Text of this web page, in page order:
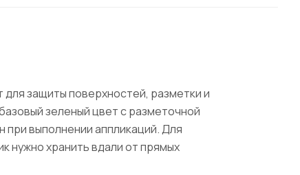
защиты поверхностей, разметки и
зеленый цвет с разметочной
при выполнении аппликаций. Для
нужно хранить вдали от прямых